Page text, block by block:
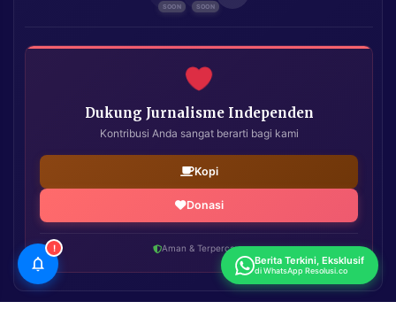
Dukung Jurnalisme Independen
Kontribusi Anda sangat berarti bagi kami
Kopi
Donasi
Aman & Terpercaya
!
Berita Terkini, Eksklusif
di WhatsApp Resolusi.co